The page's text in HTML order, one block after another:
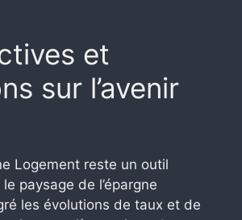
et
sur l’avenir
Logement reste un outil
paysage de l’épargne
les évolutions de taux et de